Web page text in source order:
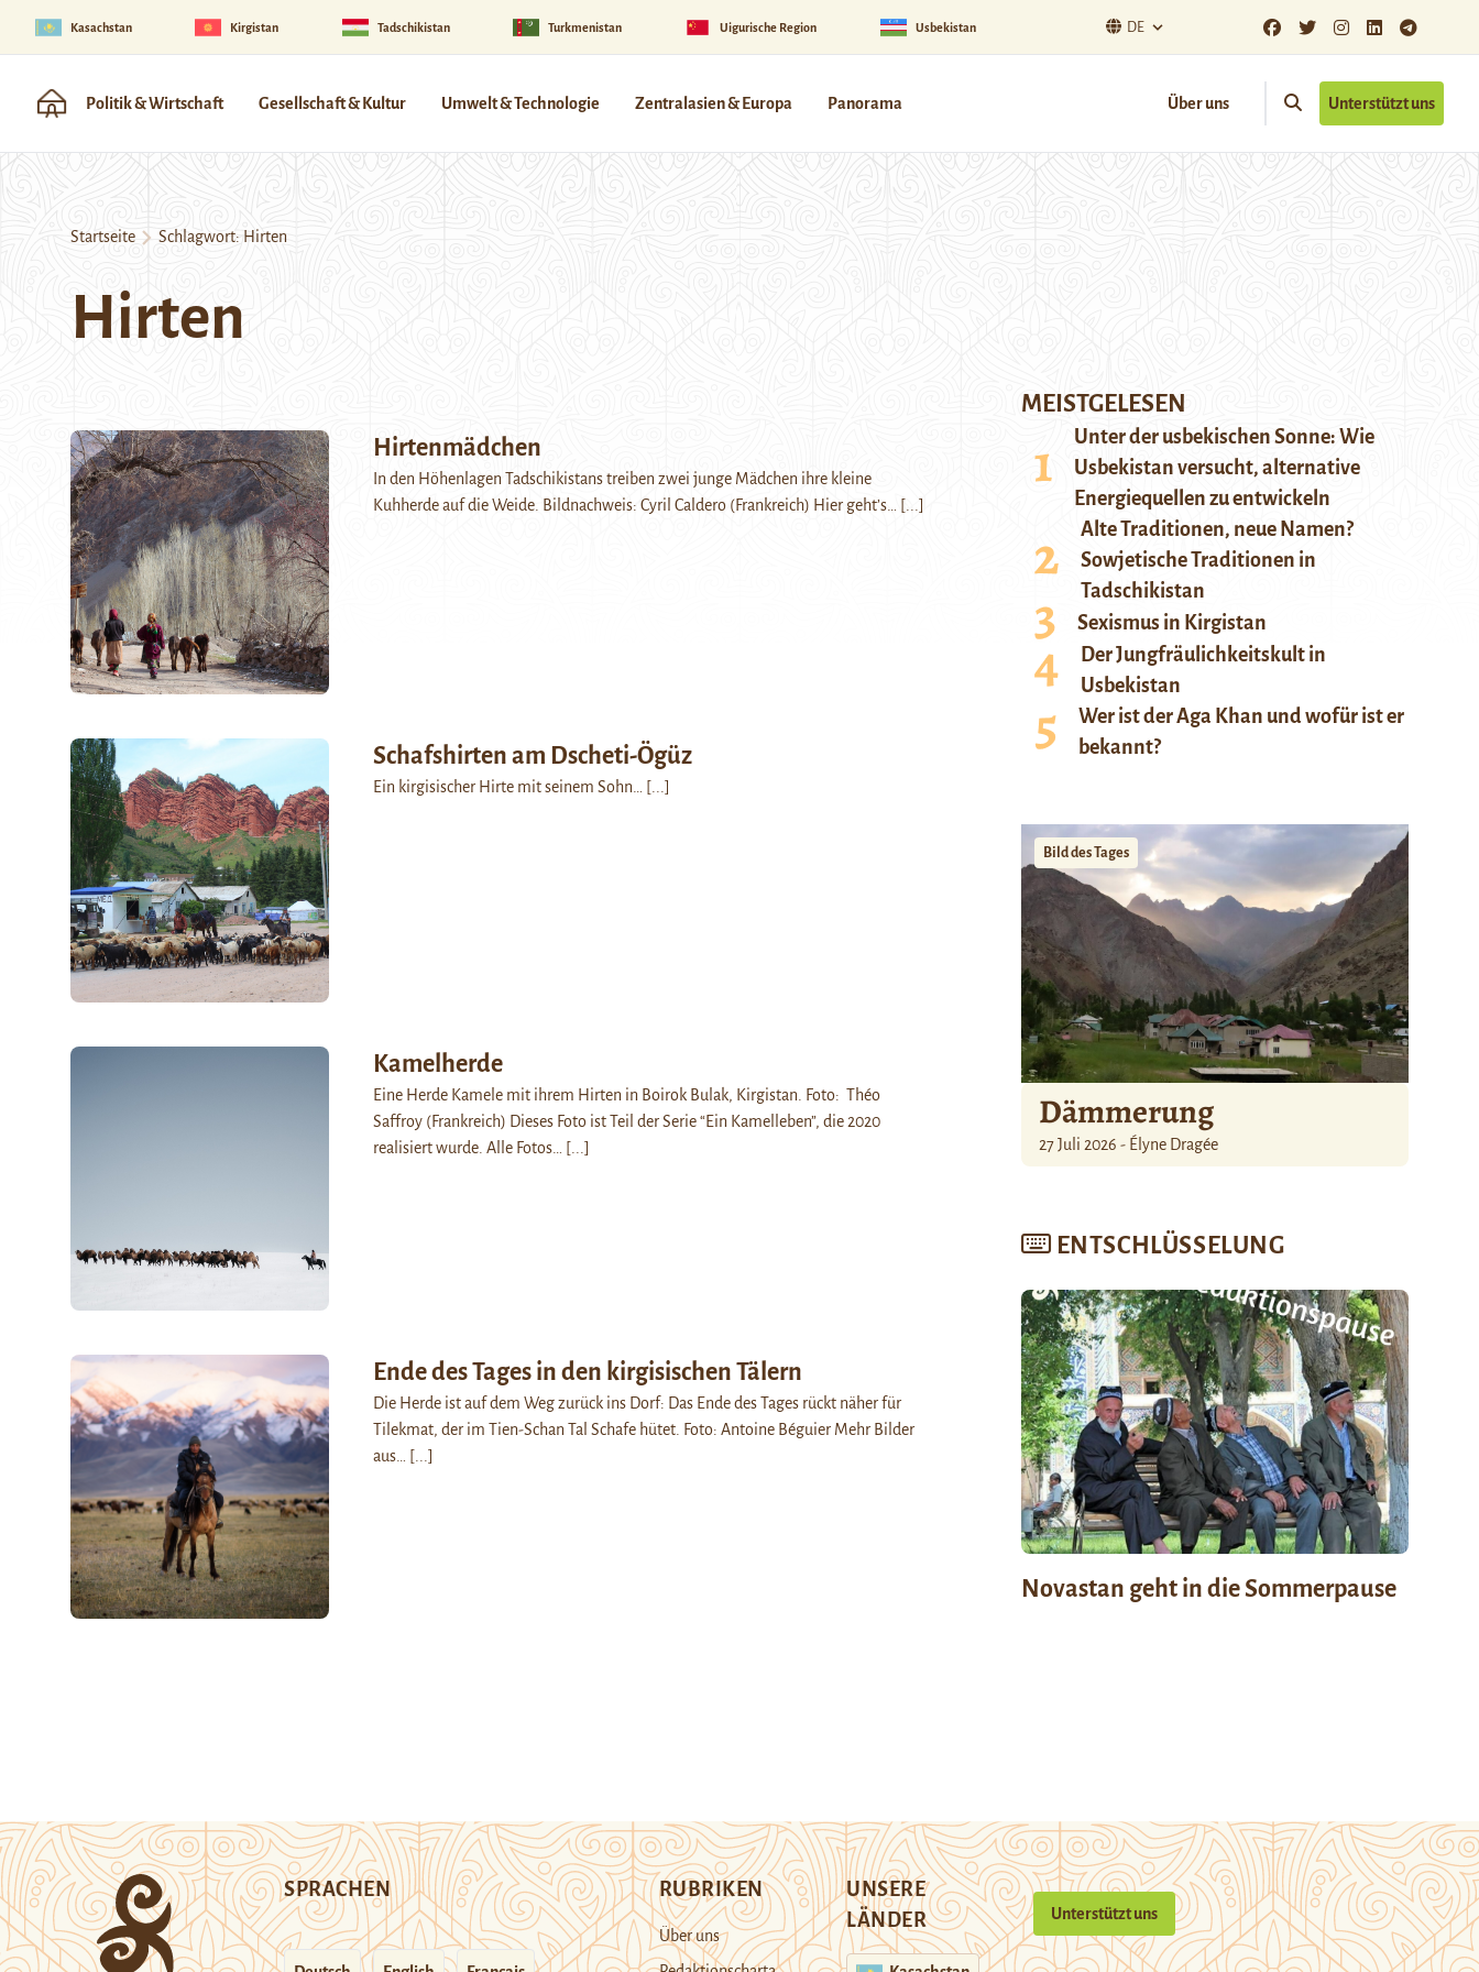
Kasachstan Kirgistan Tadschikistan Turkmenistan Uigurische Region Usbekistan DE
Politik & Wirtschaft Gesellschaft & Kultur Umwelt & Technologie Zentralasien & Europa Panorama Über uns Unterstützt uns
Startseite Schlagwort: Hirten
Hirten
Hirtenmädchen
In den Höhenlagen Tadschikistans treiben zwei junge Mädchen ihre kleine
Kuhherde auf die Weide. Bildnachweis: Cyril Caldero (Frankreich) Hier geht’s…
[...]
Schafshirten am Dscheti-Ögüz
Ein kirgisischer Hirte mit seinem Sohn… [...]
Kamelherde
Eine Herde Kamele mit ihrem Hirten in Boirok Bulak, Kirgistan. Foto: Théo
Saffroy (Frankreich) Dieses Foto ist Teil der Serie “Ein Kamelleben”, die 2020
realisiert wurde. Alle Fotos…
[...]
Ende des Tages in den kirgisischen Tälern
Die Herde ist auf dem Weg zurück ins Dorf: Das Ende des Tages rückt näher für
Tilekmat, der im Tien-Schan Tal Schafe hütet. Foto: Antoine Béguier Mehr Bilder
aus…
[...]
MEISTGELESEN
Unter der usbekischen Sonne: Wie
Usbekistan versucht, alternative
Energiequellen zu entwickeln
Alte Traditionen, neue Namen?
Sowjetische Traditionen in
Tadschikistan
Sexismus in Kirgistan
Der Jungfräulichkeitskult in
Usbekistan
Wer ist der Aga Khan und wofür ist er
bekannt?
Bild des Tages
Dämmerung
27 Juli 2026 - Élyne Dragée
ENTSCHLÜSSELUNG
Novastan geht in die Sommerpause
SPRACHEN RUBRIKEN
Über uns
UNSERE
LÄNDER
Unterstützt uns